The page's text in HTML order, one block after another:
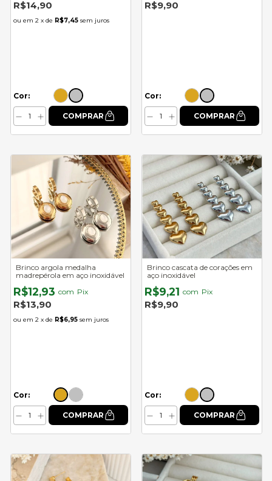
R$14,90
2 x de R$7,45 sem juros
Cor:
R$9,90
Cor:
Brinco argola medalha
madrepérola em aço inoxidável
R$12,93 com Pix
R$13,90
2 x de R$6,95 sem juros
Cor:
Brinco cascata de corações em
aço inoxidável
R$9,21 com Pix
R$9,90
Cor: